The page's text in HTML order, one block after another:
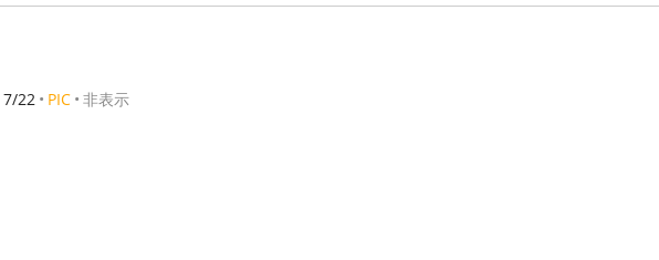
7/22 PIC 非表示